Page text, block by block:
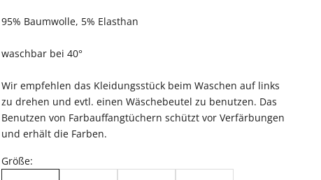
95% Baumwolle, 5% Elasthan
waschbar bei 40°
Wir empfehlen das Kleidungsstück beim Waschen auf links
zu drehen und evtl. einen Wäschebeutel zu benutzen. Das
Benutzen von Farbauffangtüchern schützt vor Verfärbungen
und erhält die Farben.
Größe: